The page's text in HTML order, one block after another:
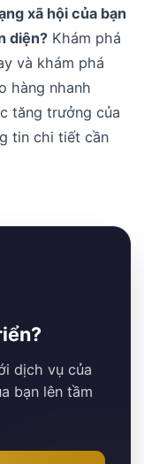
xã hội của bạn
diện? Khám phá
và khám phá
hàng nhanh
tăng trưởng của
tin chi tiết cần
dịch vụ của
bạn lên tầm